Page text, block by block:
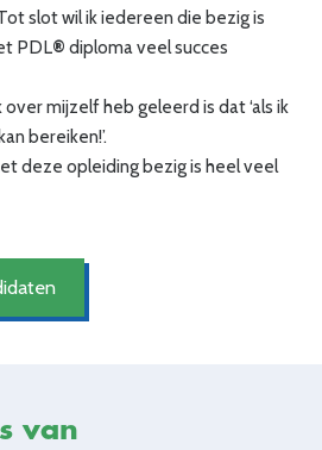
slot wil ik iedereen die bezig is
PDL® diploma veel succes
mijzelf heb geleerd is dat ‘als ik
bereiken!’.
deze opleiding bezig is heel veel
van